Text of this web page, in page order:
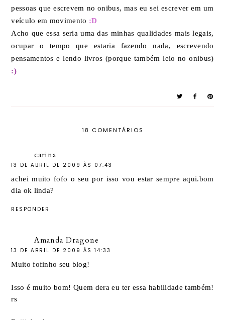
pessoas que escrevem no onibus, mas eu sei escrever em um
veículo em movimento :D
Acho que essa seria uma das minhas qualidades mais legais,
ocupar o tempo que estaria fazendo nada, escrevendo
pensamentos e lendo livros (porque também leio no onibus)
:)
18 COMENTÁRIOS
carina
13 DE ABRIL DE 2009 ÀS 07:43
achei muito fofo o seu por isso vou estar sempre aqui.bom
dia ok linda?
RESPONDER
Amanda Dragone
13 DE ABRIL DE 2009 ÀS 14:33
Muito fofinho seu blog!
Isso é muito bom! Quem dera eu ter essa habilidade também!
rs